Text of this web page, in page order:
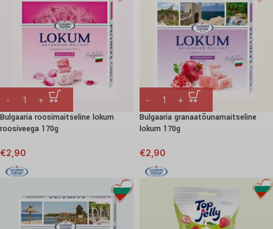
Bulgaaria roosimaitseline lokum
roosiveega 170g
€2,90
Bulgaaria granaatõunamaitseline
lokum 170g
€2,90